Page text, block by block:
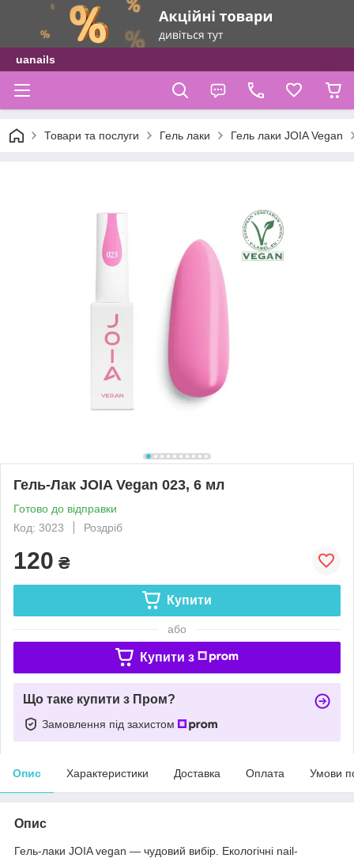
uanails
Товари та послуги Гель лаки Гель лаки JOIA Vegan
Гель-Лак JOIA Vegan 023, 6 мл
Готово до відправки
Код: 3023
Роздріб
120 ₴
Купити
або
Купити з
Що таке купити з Пром?
Замовлення під захистом
Опис Характеристики Доставка Оплата Умови
Опис
Гель-лаки JOIA vegan — чудовий вибір. Екологічні nail-